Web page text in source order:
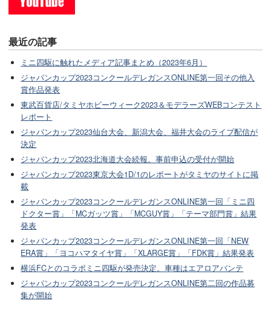
最近の記事
ミニ四駆に触れたメディア記事まとめ（2023年6月）
ジャパンカップ2023コンクールデレガンスONLINE第一回その他入
賞作品発表
東武百貨店/タミヤホビーウィーク2023＆モデラーズWEBコンテスト
レポート
ジャパンカップ2023仙台大会、新潟大会、福井大会のライブ配信が
決定
ジャパンカップ2023北海道大会続報。事前申込の受付が開始
ジャパンカップ2023東京大会1D/1のレポートがタミヤのサイトに掲
載
ジャパンカップ2023コンクールデレガンスONLINE第一回「ミニ四
ドクター賞」「MCガッツ賞」「MCGUY賞」「テーマ部門賞」結果
発表
ジャパンカップ2023コンクールデレガンスONLINE第一回「NEW
ERA賞」「ヨコハマタイヤ賞」「XLARGE賞」「FDK賞」結果発表
横浜FCとのコラボミニ四駆が発売決定。車種はエアロアバンテ
ジャパンカップ2023コンクールデレガンスONLINE第二回の作品募
集が開始